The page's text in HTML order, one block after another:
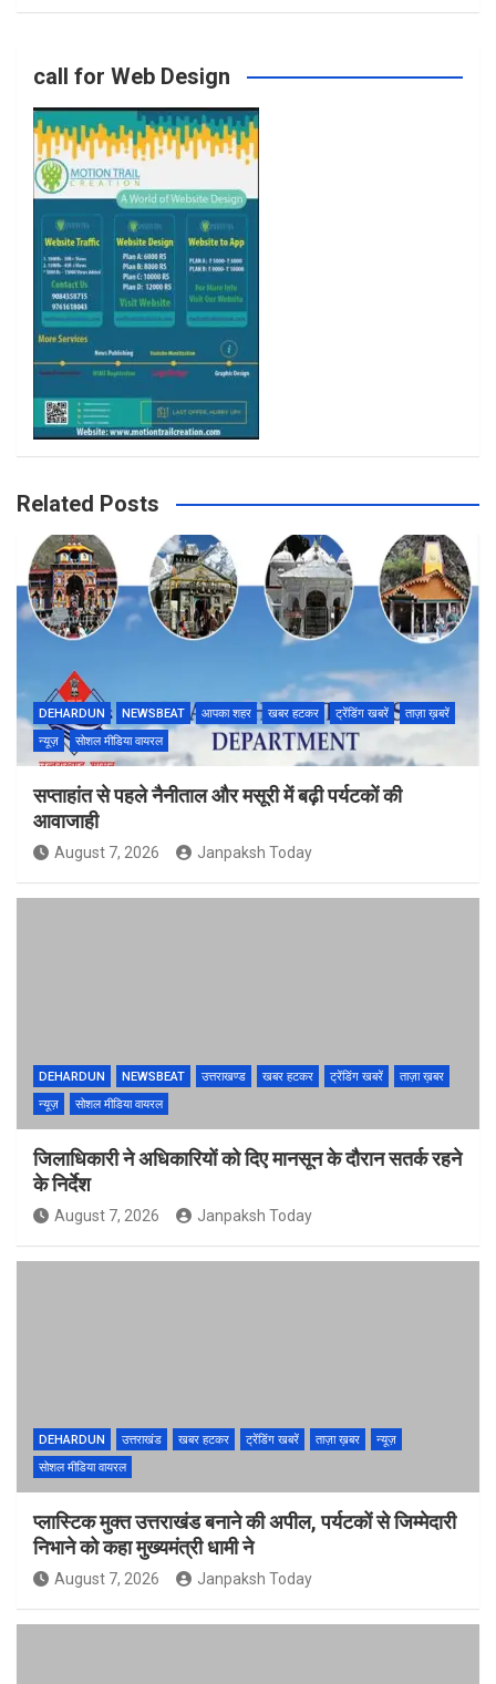
o
k
r
a
m
call for Web Design
Related Posts
DEHARDUN NEWSBEAT आपका शहर खबर हटकर ट्रेंडिंग खबरें
ताज़ा ख़बरें
न्यूज़
सोशल मीडिया वायरल
सप्ताहांत से पहले नैनीताल और मसूरी में बढ़ी पर्यटकों की
आवाजाही
August 7, 2026 Janpaksh Today
DEHARDUN NEWSBEAT उत्तराखण्ड खबर हटकर ट्रेंडिंग खबरें
ताज़ा ख़बर
न्यूज़
सोशल मीडिया वायरल
जिलाधिकारी ने अधिकारियों को दिए मानसून के दौरान सतर्क रहने
के निर्देश
August 7, 2026 Janpaksh Today
DEHARDUN उत्तराखंड खबर हटकर ट्रेंडिंग खबरें ताज़ा ख़बर
न्यूज़
सोशल मीडिया वायरल
प्लास्टिक मुक्त उत्तराखंड बनाने की अपील, पर्यटकों से जिम्मेदारी
निभाने को कहा मुख्यमंत्री धामी ने
August 7, 2026 Janpaksh Today